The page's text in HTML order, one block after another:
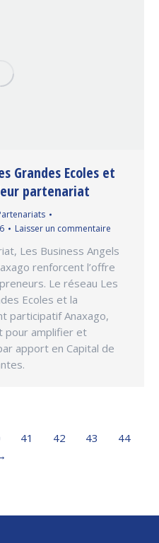
Grandes Ecoles et
partenariat
Laisser un commentaire
Les Business Angels
renforcent l’offre
Le réseau Les
Ecoles et la
participatif Anaxago,
pour amplifier et
apport en Capital de
41 42 43
44